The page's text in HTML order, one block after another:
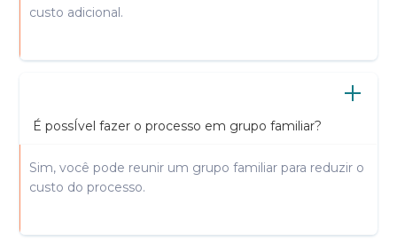
custo adicional.
É possÍvel fazer o processo em grupo familiar?
Sim, você pode reunir um grupo familiar para reduzir o
custo do processo.